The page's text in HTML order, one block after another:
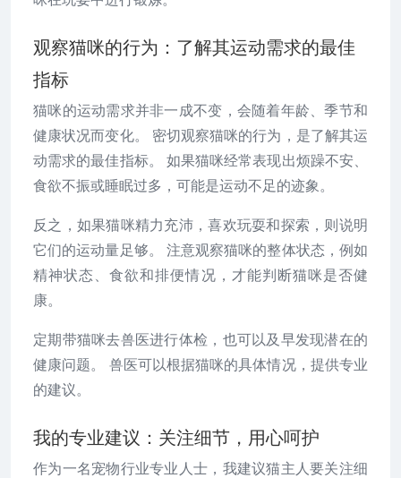
观察猫咪的行为：了解其运动需求的最佳
指标
猫咪的运动需求并非一成不变，会随着年龄、季节和
健康状况而变化。 密切观察猫咪的行为，是了解其运
动需求的最佳指标。 如果猫咪经常表现出烦躁不安、
食欲不振或睡眠过多，可能是运动不足的迹象。
反之，如果猫咪精力充沛，喜欢玩耍和探索，则说明
它们的运动量足够。 注意观察猫咪的整体状态，例如
精神状态、食欲和排便情况，才能判断猫咪是否健
康。
定期带猫咪去兽医进行体检，也可以及早发现潜在的
健康问题。 兽医可以根据猫咪的具体情况，提供专业
的建议。
我的专业建议：关注细节，用心呵护
作为一名宠物行业专业人士，我建议猫主人要关注细